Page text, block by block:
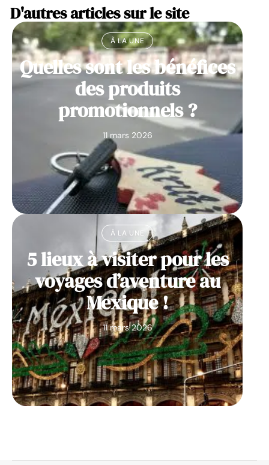
D'autres articles sur le site
À LA UNE
Quelles sont les bénéfices
des produits
promotionnels ?
11 mars 2026
À LA UNE
5 lieux à visiter pour les
voyages d’aventure au
Mexique !
11 mars 2026